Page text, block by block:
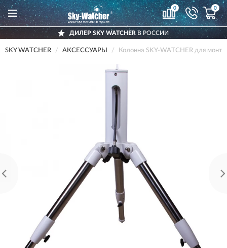
0 0
ДИЛЕР SKY WATCHER В РОССИИ
SKY WATCHER АКСЕССУАРЫ Колонна SKY-WATCHER для